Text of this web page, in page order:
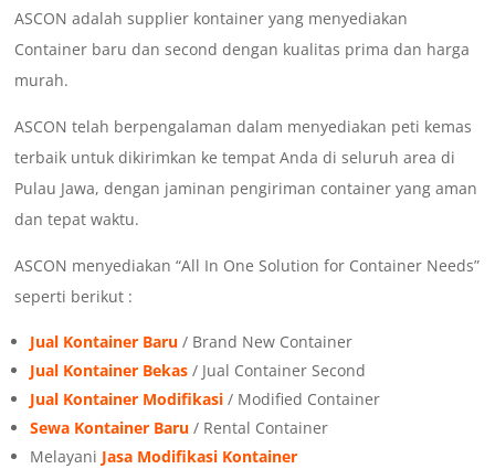
ASCON adalah supplier kontainer yang menyediakan
Container baru dan second dengan kualitas prima dan harga
murah.
ASCON telah berpengalaman dalam menyediakan peti kemas
terbaik untuk dikirimkan ke tempat Anda di seluruh area di
Pulau Jawa, dengan jaminan pengiriman container yang aman
dan tepat waktu.
ASCON menyediakan “All In One Solution for Container Needs”
seperti berikut :
Jual Kontainer Baru / Brand New Container
Jual Kontainer Bekas / Jual Container Second
Jual Kontainer Modifikasi / Modified Container
Sewa Kontainer Baru / Rental Container
Melayani Jasa Modifikasi Kontainer